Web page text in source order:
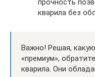
прочность
кварила без
Важно! Решая,
«премиум»,
кварила. Они